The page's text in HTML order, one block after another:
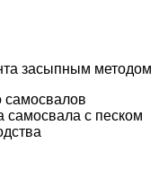
засыпным методом
самосвалов
самосвала с песком